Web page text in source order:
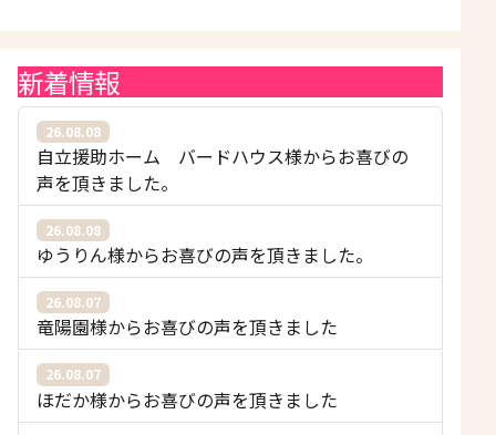
新着情報
26.08.08
自立援助ホーム バードハウス様からお喜びの
声を頂きました。
26.08.08
ゆうりん様からお喜びの声を頂きました。
26.08.07
竜陽園様からお喜びの声を頂きました
26.08.07
ほだか様からお喜びの声を頂きました